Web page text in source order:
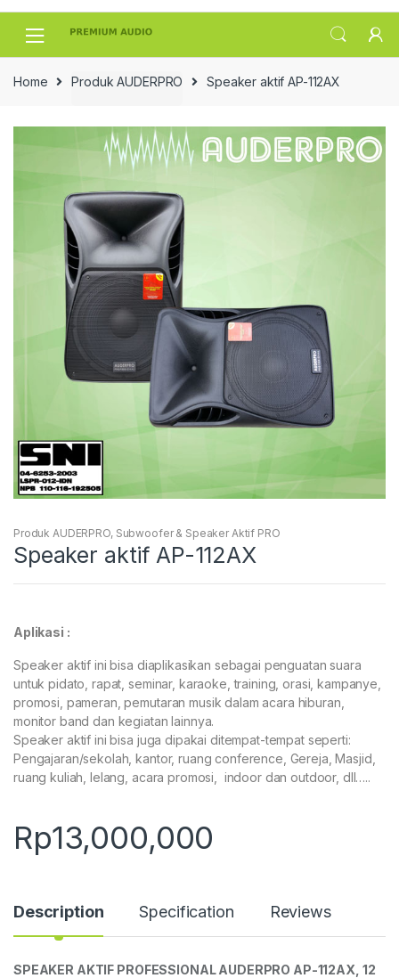
Skip
Skip
Home Produk AUDERPRO Speaker aktif AP-112AX
Produk AUDERPRO, Subwoofer & Speaker Aktif PRO
Speaker aktif AP-112AX
Aplikasi :
Speaker aktif ini bisa diaplikasikan sebagai penguatan suara
untuk pidato, rapat, seminar, karaoke, training, orasi, kampanye,
promosi, pameran, pemutaran musik dalam acara hiburan,
monitor band dan kegiatan lainnya.
Speaker aktif ini bisa juga dipakai ditempat-tempat seperti:
Pengajaran/sekolah, kantor, ruang conference, Gereja, Masjid,
ruang kuliah, lelang, acara promosi, indoor dan outdoor, dll…..
Rp13,000,000
Description Specification Reviews
SPEAKER AKTIF PROFESSIONAL AUDERPRO AP-112AX , 12